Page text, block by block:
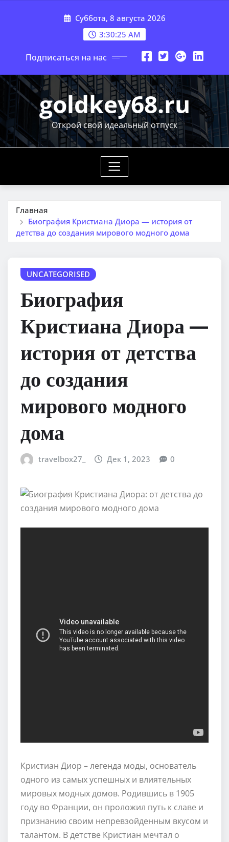
Суббота, 8 августа 2026
3:30:26 AM
Подписаться на нас
goldkey68.ru
Открой свой идеальный отпуск
Главная
Биография Кристиана Диора — история от
детства до создания мирового модного дома
UNCATEGORISED
Биография
Кристиана Диора —
история от детства
до создания
мирового модного
дома
travelbox27_ Дек 1, 2023 0
Кристиан Диор – легенда моды, основатель
одного из самых успешных и влиятельных
мировых модных домов. Родившись в 1905
году во Франции, он проложил путь к славе и
признанию своим непревзойденным вкусом и
талантом. В детстве Кристиан мечтал о